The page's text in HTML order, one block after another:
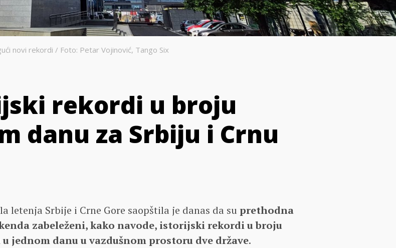
novi rekordi / Foto: Petar Vojinović, Tango Six
rekordi u broju
danu za Srbiju i Crnu
letenja Srbije i Crne Gore saopštila je danas da su prethodna
zabeleženi, kako navode, istorijski rekordi u broju
jednom danu u vazdušnom prostoru dve države.